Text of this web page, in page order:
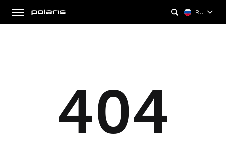
RU
404